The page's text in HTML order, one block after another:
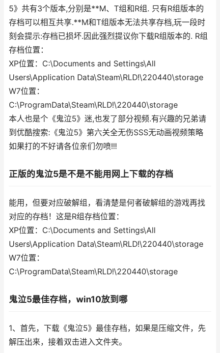
5》共有3个版本,分别是**M、T组和R组. 只有R组版本的
存档可以相互共享.**M和T组版本无法共享存档,玩一段时
刻会提示:存档已损坏.因此强烈提议你下载R组版本的. R组
存档位置：
XP位置：C:\Documents and Settings\All
Users\Application Data\Steam\RLD!\220440\storage
W7位置：
C:\ProgramData\Steam\RLD!\220440\storage
本人也是个《鬼泣5》迷,也发了部分视频.有兴趣的兄弟请
到优酷搜索:《鬼泣5》第六关全无伤SSS无动画视频策略
如果打的不好请各位亲们勿喷!!!
正版的鬼泣5是不是不能用网上下载的存档
能用，但要对应破解组，看清楚是何者破解组的游戏再找
对应的存档！这是R组存档位置：
XP位置：C:\Documents and Settings\All
Users\Application Data\Steam\RLD!\220440\storage
W7位置：
C:\ProgramData\Steam\RLD!\220440\storage
鬼泣5最佳存档，win10放到哪
1、首先，下载《鬼泣5》最佳存档，如果是压缩文件，先
解压出来，接着双击进入文件夹。